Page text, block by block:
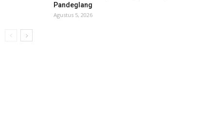
Pandeglang
Agustus 5, 2026